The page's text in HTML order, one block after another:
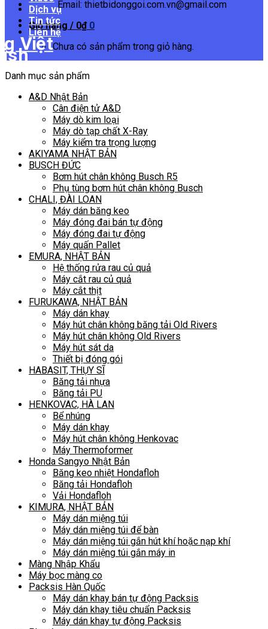
Email: thietbidonggoi.com.vn@gmail.com
Giỏ hàng / 0₫ 0
Chưa có sản phẩm trong giỏ hàng.
Dịch vụ
Tin tức
Liên hệ
Danh mục sản phẩm
A&D Nhật Bản
Cân điện tử A&D
Máy dò kim loại
Máy dò tạp chất X-Ray
Máy kiểm tra trọng lượng
AKIYAMA NHẬT BẢN
BUSCH ĐỨC
Bơm hút chân không Busch R5
Phụ tùng bơm hút chân không Busch
CHALI, ĐÀI LOAN
Máy dán băng keo
Máy đóng đai bán tự động
Máy đóng đai tự động
Máy quấn Pallet
EMURA, NHẬT BẢN
Hệ thống rửa rau củ quả
Máy cắt rau củ quả
Máy cắt thịt
FURUKAWA, NHẬT BẢN
Máy dán khay
Máy hút chân không băng tải Old Rivers
Máy hút chân không Old Rivers
Máy hút sát da
Thiết bị đóng gói
HABASIT, THỤY SĨ
Băng tải nhựa
Băng tải PU
HENKOVAC, HÀ LAN
Bể nhúng
Máy dán khay
Máy hút chân không Henkovac
Máy Thermoformer
Honda Sangyo Nhật Bản
Băng keo nhiệt Hondafloh
Băng tải Hondafloh
Vải Hondafloh
KIMURA, NHẬT BẢN
Máy dán miệng túi
Máy dán miệng túi để bàn
Máy dán miệng túi gắn hút khí hoặc nạp khí
Máy dán miệng túi gắn máy in
Màng Nhập Khẩu
Máy bọc màng co
Packsis Hàn Quốc
Máy dán khay bán tự động Packsis
Máy dán khay tiêu chuẩn Packsis
Máy dán khay tự động Packsis